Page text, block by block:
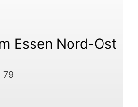
Essen Nord-Ost
79